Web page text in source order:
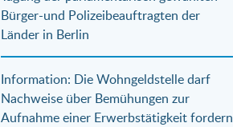
Bürger-und Polizeibeauftragten der
Länder in Berlin
Information: Die Wohngeldstelle darf
Nachweise über Bemühungen zur
Aufnahme einer Erwerbstätigkeit fordern